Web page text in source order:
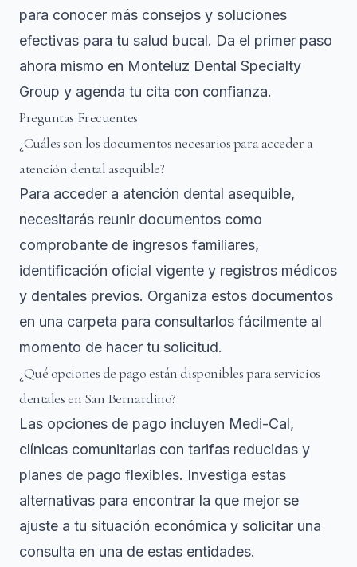
para conocer más consejos y soluciones
efectivas para tu salud bucal. Da el primer paso
ahora mismo en Monteluz Dental Specialty
Group y agenda tu cita con confianza.
Preguntas Frecuentes
¿Cuáles son los documentos necesarios para acceder a
atención dental asequible?
Para acceder a atención dental asequible,
necesitarás reunir documentos como
comprobante de ingresos familiares,
identificación oficial vigente y registros médicos
y dentales previos. Organiza estos documentos
en una carpeta para consultarlos fácilmente al
momento de hacer tu solicitud.
¿Qué opciones de pago están disponibles para servicios
dentales en San Bernardino?
Las opciones de pago incluyen Medi-Cal,
clínicas comunitarias con tarifas reducidas y
planes de pago flexibles. Investiga estas
alternativas para encontrar la que mejor se
ajuste a tu situación económica y solicitar una
consulta en una de estas entidades.